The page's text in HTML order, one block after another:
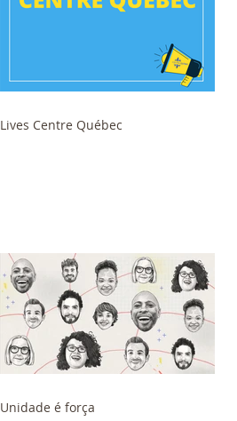
Lives Centre Québec
Unidade é força